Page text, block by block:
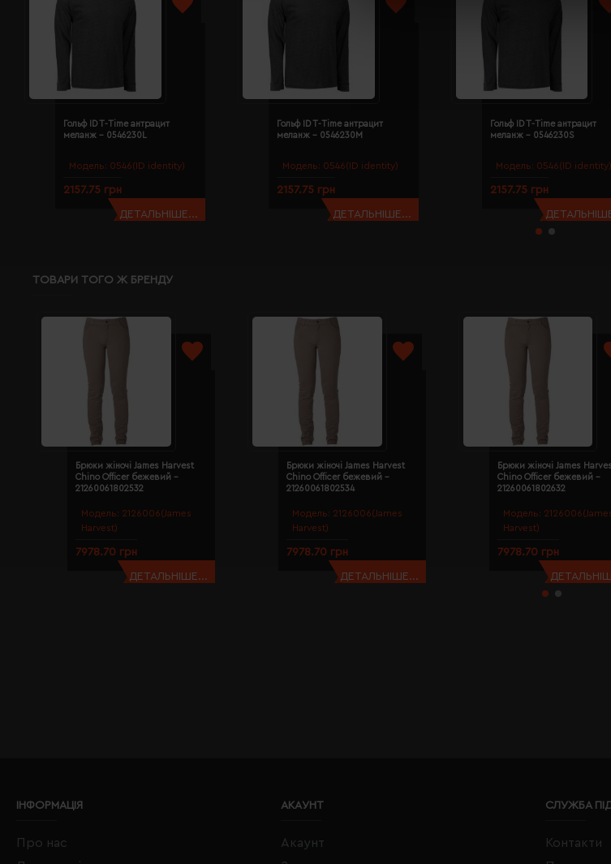
Модель: 0546(ID identity)
Гольф ID T-Time антрацит
меланж - 0546230L
2157.75 грн
ДЕТАЛЬНІШЕ...
Модель: 0546(ID identity)
Гольф ID T-Time антрацит
меланж - 0546230M
2157.75 грн
ДЕТАЛЬНІШЕ...
Модель: 0546(ID identity)
Гольф ID T-Time антрацит
меланж - 0546230S
2157.75 грн
ТОВАРИ ТОГО Ж БРЕНДУ
Модель: 2126006(James
Harvest)
Брюки жіночі James Harvest
Chino Officer бежевий -
21260061802532
7978.70 грн
ДЕТАЛЬНІШЕ...
Модель: 2126006(James
Harvest)
Брюки жіночі James Harvest
Chino Officer бежевий -
21260061802534
7978.70 грн
ДЕТАЛЬНІШЕ...
Модель:
Harvest)
Брюки жіночі James
Chino Officer бежевий -
21260061802632
7978.70 грн
ІНФОРМАЦІЯ
Про нас
АКАУНТ
Акаунт
СЛУЖБА
Контакти